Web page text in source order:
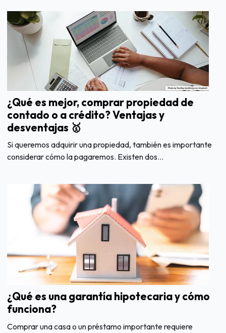
¿Qué es mejor, comprar propiedad de
contado o a crédito? Ventajas y
desventajas 🥇
Si queremos adquirir una propiedad, también es importante
considerar cómo la pagaremos. Existen dos...
¿Qué es una garantía hipotecaria y cómo
funciona?
Comprar una casa o un préstamo importante requiere